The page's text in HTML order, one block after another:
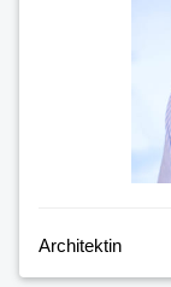
Architektin